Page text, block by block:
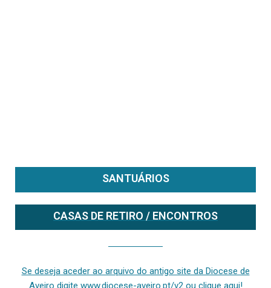
SANTUÁRIOS
CASAS DE RETIRO / ENCONTROS
Se deseja aceder ao arquivo do antigo site da Diocese de
Aveiro digite www.diocese-aveiro.pt/v2 ou clique aqui!